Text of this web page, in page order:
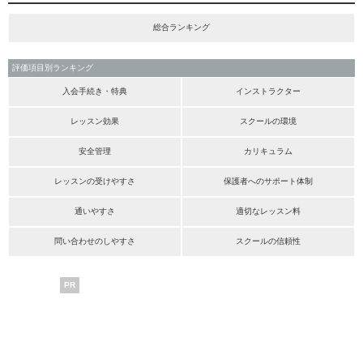
総合ランキング
評価項目別ランキング
入会手続き・特典 インストラクター
レッスン効果 スクールの環境
安全管理 カリキュラム
レッスンの受けやすさ 保護者へのサポート体制
通いやすさ 適切なレッスン料
問い合わせのしやすさ スクールの信頼性
PR